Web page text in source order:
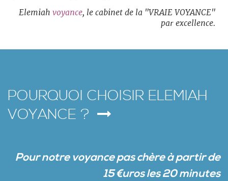
Elemiah voyance, le cabinet de la "VRAIE VOYANCE"
par excellence.
POURQUOI CHOISIR ELEMIAH
VOYANCE ?
Pour notre voyancepaschère à partir de
15 €uros les 20 minutes